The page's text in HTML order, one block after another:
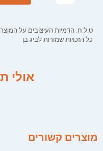
ט.ל.ח. הדמיות העיצובים על
כל הזכויות שמורות לביג בן
אולי
מוצרים קשורים